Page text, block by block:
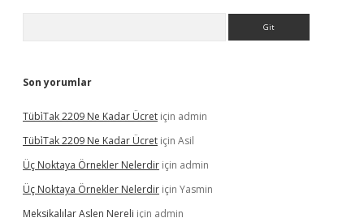
Son yorumlar
Tübi̇Tak 2209 Ne Kadar Ücret için admin
Tübi̇Tak 2209 Ne Kadar Ücret için Asil
Üç Noktaya Örnekler Nelerdir için admin
Üç Noktaya Örnekler Nelerdir için Yasmin
Meksikalılar Aslen Nereli için admin